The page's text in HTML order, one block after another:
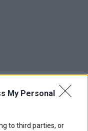
My Personal
to third parties, or